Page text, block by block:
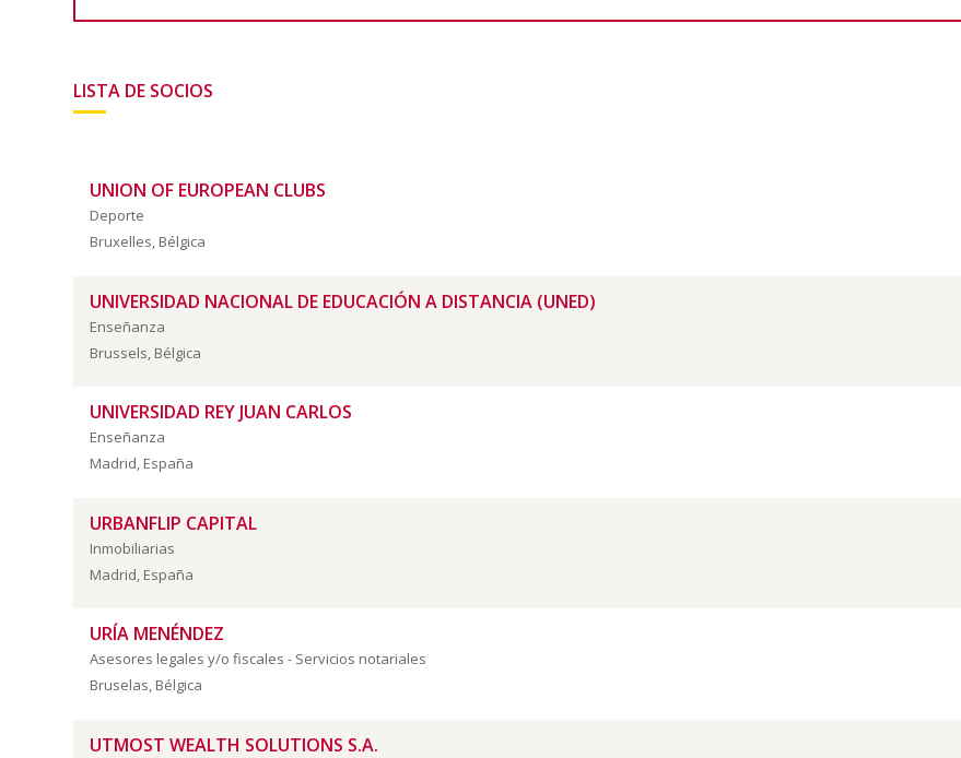
LISTA DE SOCIOS
UNION OF EUROPEAN CLUBS
Deporte
Bruxelles, Bélgica
UNIVERSIDAD NACIONAL DE EDUCACIÓN A DISTANCIA (UNED)
Enseñanza
Brussels, Bélgica
UNIVERSIDAD REY JUAN CARLOS
Enseñanza
Madrid, España
URBANFLIP CAPITAL
Inmobiliarias
Madrid, España
URÍA MENÉNDEZ
Asesores legales y/o fiscales - Servicios notariales
Bruselas, Bélgica
UTMOST WEALTH SOLUTIONS S.A.